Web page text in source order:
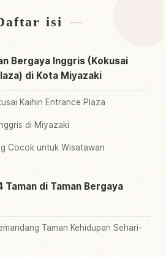
Taman Eikokushiki Teien
Taman Eikokushiki Teien↗
isi
Bergaya Inggris (Kokusai
di Kota Miyazaki
Kaihin Entrance Plaza
di Miyazaki
Cocok untuk Wisatawan
Taman di Taman Bergaya
Taman Kehidupan Sehari-